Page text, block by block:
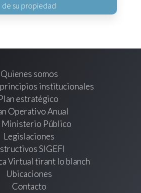
de su propiedad
Quienes somos
institucionales
estratégico
Operativo Anual
Ministerio Público
Legislaciones
SIGEFI
Virtual tirant lo blanch
Ubicaciones
Contacto